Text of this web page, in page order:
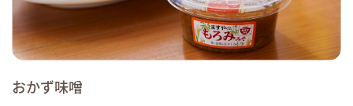
おかず味噌